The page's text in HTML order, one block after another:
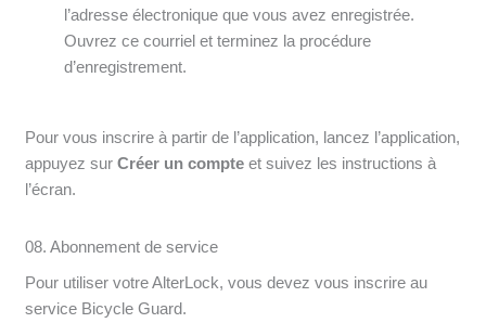
l’adresse électronique que vous avez enregistrée.
Ouvrez ce courriel et terminez la procédure
d’enregistrement.
Pour vous inscrire à partir de l’application, lancez l’application,
appuyez sur Créer un compteet suivez les instructions à
l’écran.
08. Abonnement de service
Pour utiliser votre AlterLock, vous devez vous inscrire au
service Bicycle Guard.